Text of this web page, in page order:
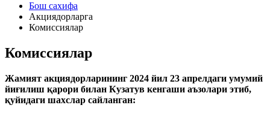
Бош сахифа
Акциядорларга
Комиссиялар
Комиссиялар
Жамият акциядорларининг 2024 йил 23 апрелдаги умумий
йиғилиш қарори билан Кузатув кенгаши аъзолари этиб,
қуйидаги шахслар сайланган: